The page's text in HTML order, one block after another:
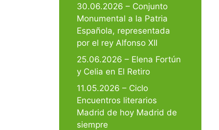
30.06.2026 – Conjunto
Monumental a la Patria
Española, representada
por el rey Alfonso XII
25.06.2026 – Elena Fortún
y Celia en El Retiro
11.05.2026 – Ciclo
Encuentros literarios
Madrid de hoy Madrid de
siempre